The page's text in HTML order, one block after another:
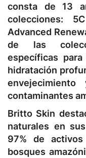
consta de 13
colecciones:
Advanced
de las
específicas
hidratación
contaminantes
Britto Skin
naturales en
97% de
bosques